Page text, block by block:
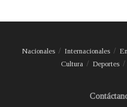
Nacionales Internacionales
Cultura
Deportes